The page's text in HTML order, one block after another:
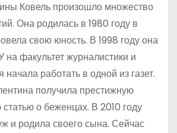
Ковель произошло множество
Она родилась в 1980 году в
свою юность. В 1998 году она
на факультет журналистики и
начала работать в одной из газет.
получила престижную
о беженцах. В 2010 году
и родила своего сына. Сейчас